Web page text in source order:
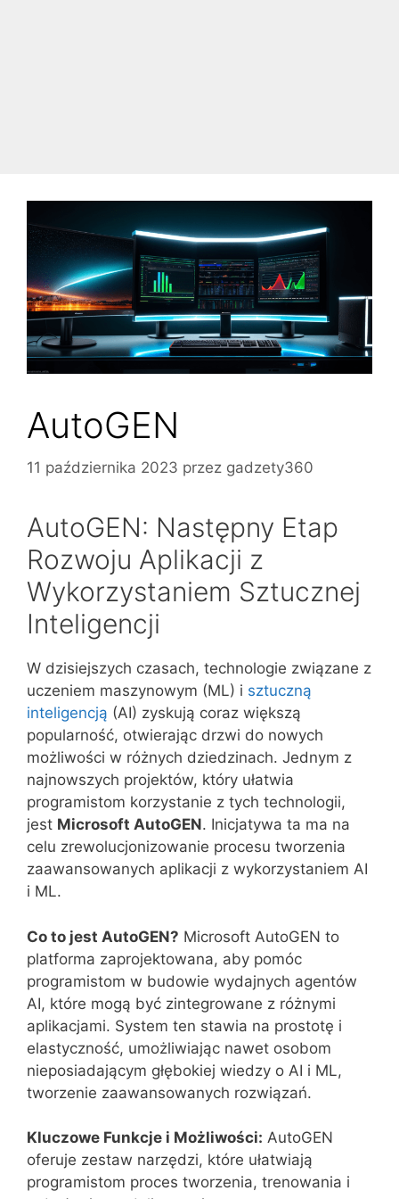
AutoGEN
11 października 2023 przez gadzety360
AutoGEN: Następny Etap
Rozwoju Aplikacji z
Wykorzystaniem Sztucznej
Inteligencji
W dzisiejszych czasach, technologie związane z
uczeniem maszynowym (ML) i sztuczną
inteligencją (AI) zyskują coraz większą
popularność, otwierając drzwi do nowych
możliwości w różnych dziedzinach. Jednym z
najnowszych projektów, który ułatwia
programistom korzystanie z tych technologii,
jest Microsoft AutoGEN. Inicjatywa ta ma na
celu zrewolucjonizowanie procesu tworzenia
zaawansowanych aplikacji z wykorzystaniem AI
i ML.
Co to jest AutoGEN? Microsoft AutoGEN to
platforma zaprojektowana, aby pomóc
programistom w budowie wydajnych agentów
AI, które mogą być zintegrowane z różnymi
aplikacjami. System ten stawia na prostotę i
elastyczność, umożliwiając nawet osobom
nieposiadającym głębokiej wiedzy o AI i ML,
tworzenie zaawansowanych rozwiązań.
Kluczowe Funkcje i Możliwości: AutoGEN
oferuje zestaw narzędzi, które ułatwiają
programistom proces tworzenia, trenowania i